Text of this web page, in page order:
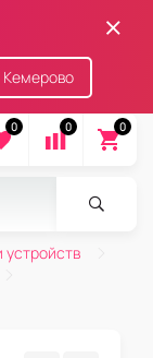
Кемерово
0 0 0
устройств